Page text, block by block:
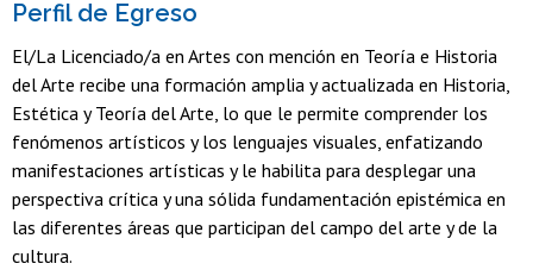
Perfil de Egreso
El/La Licenciado/a en Artes con mención en Teoría e Historia
del Arte recibe una formación amplia y actualizada en Historia,
Estética y Teoría del Arte, lo que le permite comprender los
fenómenos artísticos y los lenguajes visuales, enfatizando
manifestaciones artísticas y le habilita para desplegar una
perspectiva crítica y una sólida fundamentación epistémica en
las diferentes áreas que participan del campo del arte y de la
cultura.